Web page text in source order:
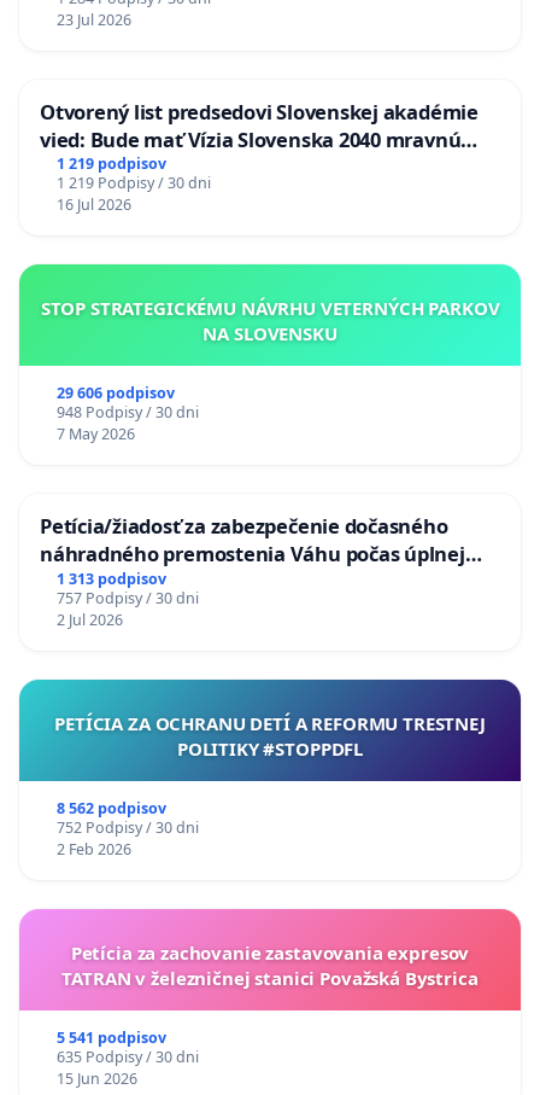
23 Jul 2026
Otvorený list predsedovi Slovenskej akadémie
vied: Bude mať Vízia Slovenska 2040 mravnú
chrbticu?
1 219 podpisov
1 219 Podpisy / 30 dni
16 Jul 2026
STOP STRATEGICKÉMU NÁVRHU VETERNÝCH PARKOV
NA SLOVENSKU
29 606 podpisov
948 Podpisy / 30 dni
7 May 2026
Petícia/žiadosť za zabezpečenie dočasného
náhradného premostenia Váhu počas úplnej
uzávery Vážskeho mosta v Komárne
1 313 podpisov
757 Podpisy / 30 dni
2 Jul 2026
PETÍCIA ZA OCHRANU DETÍ A REFORMU TRESTNEJ
POLITIKY #STOPPDFL
8 562 podpisov
752 Podpisy / 30 dni
2 Feb 2026
Petícia za zachovanie zastavovania expresov
TATRAN v železničnej stanici Považská Bystrica
5 541 podpisov
635 Podpisy / 30 dni
15 Jun 2026